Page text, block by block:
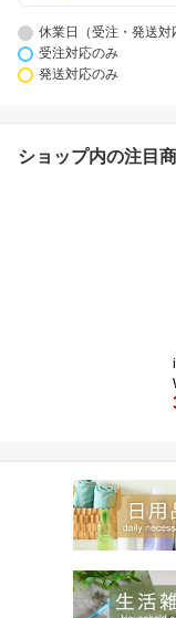
休業日（受注・発送対
受注対応のみ
発送対応のみ
ショップ内の注目